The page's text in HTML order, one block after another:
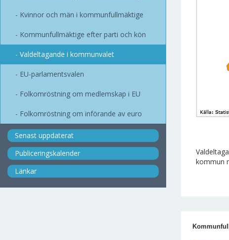
Kvinnor och män i kommunfullmäktige
Kommunfullmäktige efter parti och kön
Valdeltagande i kommunvalet
EU-parlamentsvalen
Folkomröstning om medlemskap i EU
Folkomröstning om införande av euro
Senast uppdaterat
Publiceringskalender
Länkar
kommun